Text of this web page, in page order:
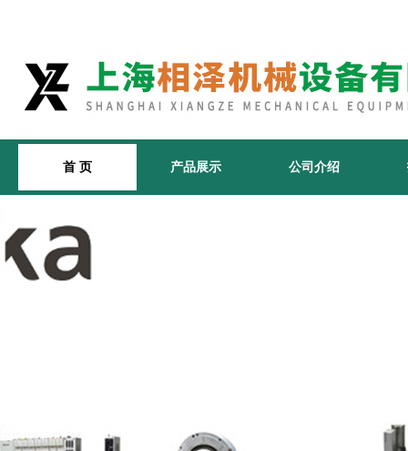
首 页 产品展示 公司介绍